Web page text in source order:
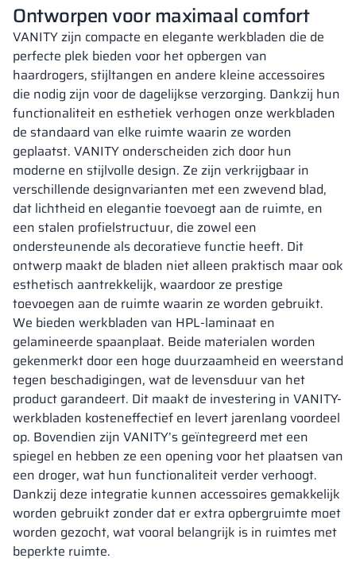
Ontworpen voor maximaal comfort
VANITY zijn compacte en elegante werkbladen die de
perfecte plek bieden voor het opbergen van
haardrogers, stijltangen en andere kleine accessoires
die nodig zijn voor de dagelijkse verzorging. Dankzij hun
functionaliteit en esthetiek verhogen onze werkbladen
de standaard van elke ruimte waarin ze worden
geplaatst. VANITY onderscheiden zich door hun
moderne en stijlvolle design. Ze zijn verkrijgbaar in
verschillende designvarianten met een zwevend blad,
dat lichtheid en elegantie toevoegt aan de ruimte, en
een stalen profielstructuur, die zowel een
ondersteunende als decoratieve functie heeft. Dit
ontwerp maakt de bladen niet alleen praktisch maar ook
esthetisch aantrekkelijk, waardoor ze prestige
toevoegen aan de ruimte waarin ze worden gebruikt.
We bieden werkbladen van HPL-laminaat en
gelamineerde spaanplaat. Beide materialen worden
gekenmerkt door een hoge duurzaamheid en weerstand
tegen beschadigingen, wat de levensduur van het
product garandeert. Dit maakt de investering in VANITY-
werkbladen kosteneffectief en levert jarenlang voordeel
op. Bovendien zijn VANITY’s geïntegreerd met een
spiegel en hebben ze een opening voor het plaatsen van
een droger, wat hun functionaliteit verder verhoogt.
Dankzij deze integratie kunnen accessoires gemakkelijk
worden gebruikt zonder dat er extra opbergruimte moet
worden gezocht, wat vooral belangrijk is in ruimtes met
beperkte ruimte.